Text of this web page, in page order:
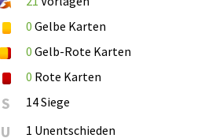
0 Gelbe Karten
0 Gelb-Rote Karten
0 Rote Karten
S 14 Siege
U 1 Unentschieden